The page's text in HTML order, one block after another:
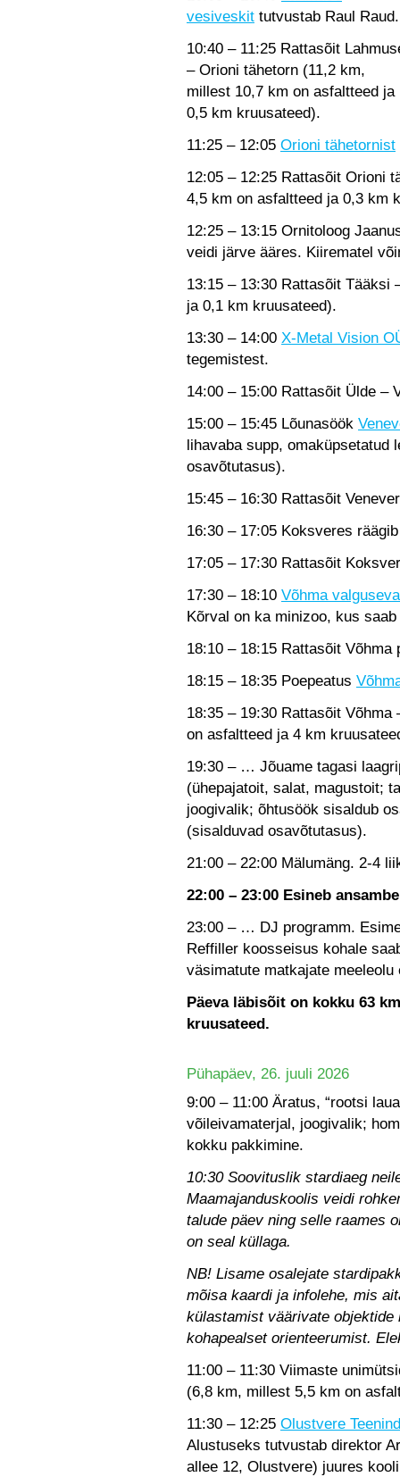
vesiveskit tutvustab Raul Raud.
10:40 – 11:25 Rattasõit
– Orioni tähetorn (11,2 km,
millest 10,7 km on asfaltteed ja
0,5 km kruusateed).
11:25 – 12:05 Orioni tähetornist
12:05 – 12:25 Rattasõit Orioni
4,5 km on asfaltteed ja 0,3 km
12:25 – 13:15 Ornitoloog
veidi järve ääres. Kiirematel
13:15 – 13:30 Rattasõit Tääksi
ja 0,1 km kruusateed).
13:30 – 14:00 X-Metal Vision
tegemistest.
14:00 – 15:00 Rattasõit Ülde –
15:00 – 15:45 Lõunasöök
lihavaba supp, omaküpsetatud
osavõtutasus).
15:45 – 16:30 Rattasõit
16:30 – 17:05 Koksveres
17:05 – 17:30 Rattasõit
17:30 – 18:10 Võhma
Kõrval on ka minizoo, kus
18:10 – 18:15 Rattasõit
18:15 – 18:35 Poepeatus
18:35 – 19:30 Rattasõit
on asfaltteed ja 4 km
19:30 – … Jõuame tagasi
(ühepajatoit, salat, magustoit;
joogivalik; õhtusöök sisaldub
(sisalduvad osavõtutasus).
21:00 – 22:00 Mälumäng. 2-4
22:00 – 23:00 Esineb
23:00 – … DJ programm.
Reffiller koosseisus kohale
väsimatute matkajate
Päeva läbisõit on kokku 63
kruusateed.
Pühapäev, 26. juuli 2026
9:00 – 11:00 Äratus, “rootsi
võileivamaterjal, joogivalik;
kokku pakkimine.
10:30 Soovituslik stardiaeg
Maamajanduskoolis veidi
talude päev ning selle raames
on seal küllaga.
NB! Lisame osalejate
mõisa kaardi ja infolehe, mis
külastamist väärivate
kohapealset orienteerumist.
11:00 – 11:30 Viimaste
(6,8 km, millest 5,5 km on
11:30 – 12:25 Olustvere
Alustuseks tutvustab direktor
allee 12, Olustvere) juures